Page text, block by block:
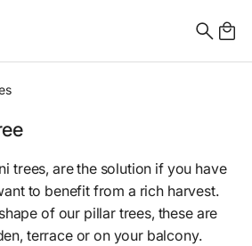
trees, are the solution if you have
to benefit from a rich harvest.
of our pillar trees, these are
terrace or on your balcony.